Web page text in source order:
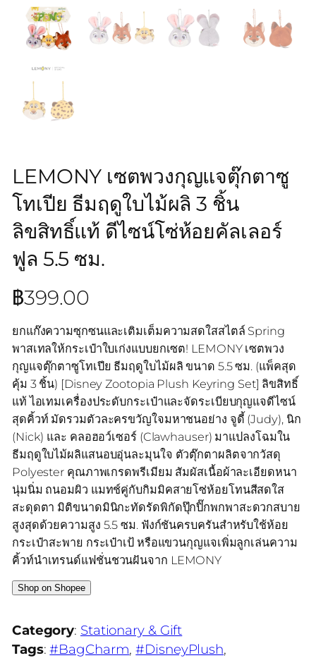
LEMONY เซตพวงกุญแจตุ๊กตาซู
โทเปีย ธีมฤดูใบไม้ผลิ 3 ชิ้น
ลิขสิทธิ์แท้ ดีไซน์โซ่ห้อยคัลเลอร์
ฟูล 5.5 ซม.
฿399.00
ยกแก๊งความซุกซนและเติมเต็มความสดใสสไตล์ Spring
พาสเทลให้กระเป๋าใบเก่งแบบยกเซต! LEMONY เซตพวง
กุญแจตุ๊กตาซูโทเปีย ธีมฤดูใบไม้ผลิ ขนาด 5.5 ซม. (แพ็คสุด
คุ้ม 3 ชิ้น) [Disney Zootopia Plush Keyring Set] ลิขสิทธิ์
แท้ ไอเทมเครื่องประดับกระเป๋าและจัดระเบียบกุญแจดีไซน์
สุดคิ้วท์ มัดรวมตัวละครขวัญใจมหาชนอย่าง จูดี้ (Judy), นิก
(Nick) และ คลอฮอว์เซอร์ (Clawhauser) มาแปลงโฉมใน
ธีมฤดูใบไม้ผลิแสนอบอุ่นละมุนใจ ตัวตุ๊กตาผลิตจากวัสดุ
Polyester คุณภาพเกรดพรีเมียม สัมผัสเนื้อผ้าละเอียดหนา
นุ่มนิ่ม ถนอมผิว แมทช์คู่กับกิมมิคสายโซ่ห้อยโทนสีสดใส
สะดุดตา มิติขนาดมินิกะทัดรัดพิกัดปุ๊กปิ๊กพกพาสะดวกสบาย
สูงสุดด้วยความสูง 5.5 ซม. ฟังก์ชันครบครันสำหรับใช้ห้อย
กระเป๋าสะพาย กระเป๋าเป้ หรือแขวนกุญแจเพิ่มลูกเล่นความ
คิ้วท์นำเทรนด์แฟชั่นชวนฝันจาก LEMONY
Shop on Shopee
Category: Stationary & Gift
Tags:#BagCharm, #DisneyPlush